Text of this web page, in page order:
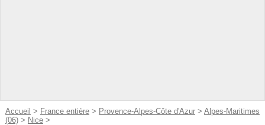
Accueil > France entière> Provence-Alpes-Côte d'Azur> Alpes-Maritimes
(06)> Nice>